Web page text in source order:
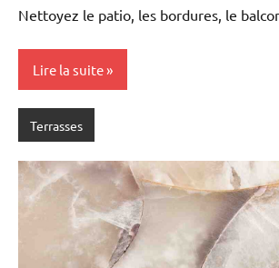
Nettoyez le patio, les bordures, le
Lire la suite
Terrasses